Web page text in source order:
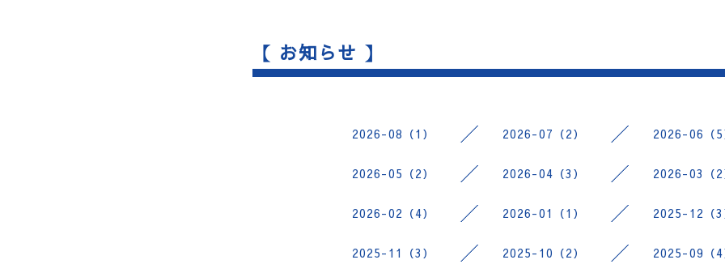
【 お知らせ 】
2026-08（1） 2026-07（2） 2026-06（5
2026-05（2） 2026-04（3） 2026-03（2
2026-02（4） 2026-01（1） 2025-12（3
2025-11（3） 2025-10（2） 2025-09（4